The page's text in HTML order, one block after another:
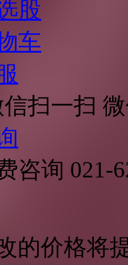
股
车
咨询 021-
的价格将